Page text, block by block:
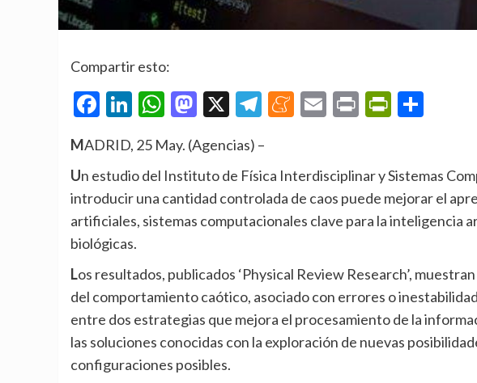
Compartir esto:
Facebook
LinkedIn
WhatsApp
Mastodon
X Telegram
Meneame
EmailPrint
MADRID, 25 May. (Agencias) –
Un estudio del Instituto de Física Interdisciplinar y Sistemas Complejos (IFISC, CSIC-UIB) revela que
introducir una cantidad controlada de caos puede mejorar el
artificiales, sistemas computacionales clave para la inteligencia
biológicas.
Los resultados, publicados ‘Physical Review Research’, muestran que las operaciones realizadas al inicio
del comportamiento caótico, asociado con errores o
entre dos estrategias que mejora el procesamiento de la
las soluciones conocidas con la exploración de nuevas
configuraciones posibles.